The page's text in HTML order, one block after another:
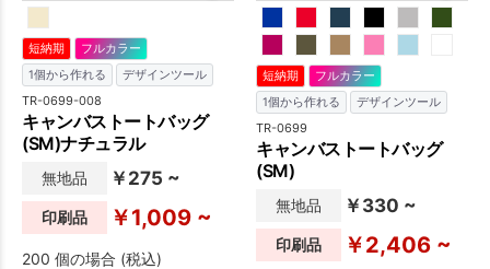
す。名入れをしてノベルティ
や記念品にするのはもちろ
ん、他のグッズとのセット提
案もおすすめです。※エコマー
ク付き
印刷もセンスのいいオリジナ
ルグッズに仕上がります。
短納期
フルカラー
1個から作れる
デザインツール
TR-0699-008
キャンバストートバッグ
(SM)ナチュラル
無地品 ￥275 ~
印刷品 ￥1,009 ~
200 個の場合 (税込)
短納期
フルカラー
1個から作れる
デザインツール
TR-0699
キャンバストートバッグ
(SM)
無地品 ￥330 ~
印刷品 ￥2,406 ~